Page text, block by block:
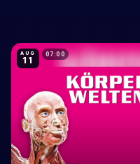
AUG
11
07:00